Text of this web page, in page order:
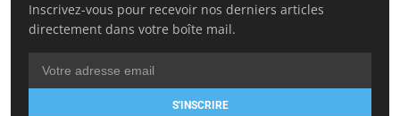
Inscrivez-vous pour recevoir nos derniers articles
directement dans votre boîte mail.
S'INSCRIRE